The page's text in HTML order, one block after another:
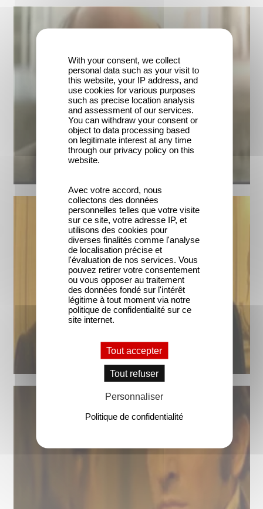
With your consent, we collect
personal data such as your visit to
this website, your IP address, and
use cookies for various purposes
such as precise location analysis
and assessment of our services.
You can withdraw your consent or
object to data processing based
on legitimate interest at any time
through our privacy policy on this
website.
Avec votre accord, nous
collectons des données
personnelles telles que votre visite
sur ce site, votre adresse IP, et
utilisons des cookies pour
diverses finalités comme l'analyse
de localisation précise et
l'évaluation de nos services. Vous
pouvez retirer votre consentement
ou vous opposer au traitement
des données fondé sur l'intérêt
légitime à tout moment via notre
politique de confidentialité sur ce
site internet.
Tout accepter
Tout refuser
Personnaliser
Politique de confidentialité